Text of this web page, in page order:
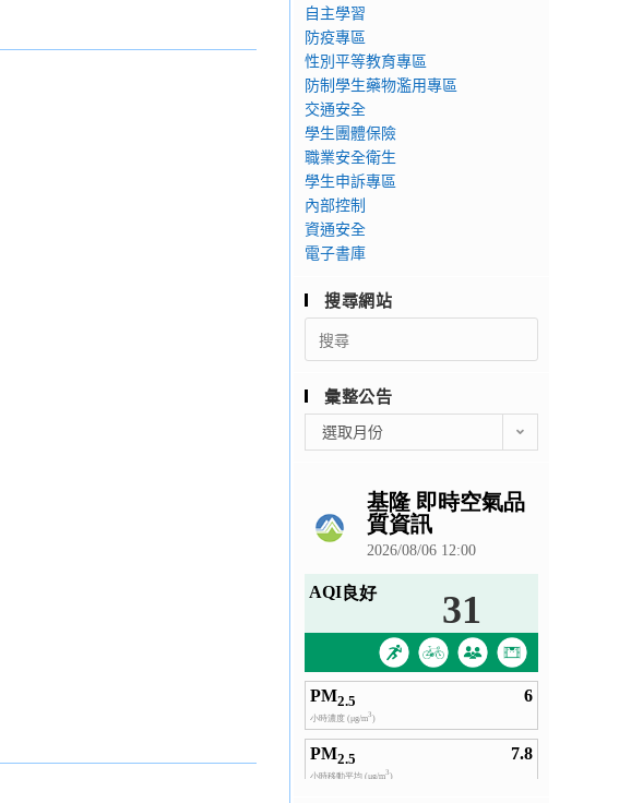
自主學習
防疫專區
性別平等教育專區
防制學生藥物濫用專區
交通安全
學生團體保險
職業安全衛生
學生申訴專區
內部控制
資通安全
電子書庫
搜尋網站
Search
for:
彙整公告
整
選取月份